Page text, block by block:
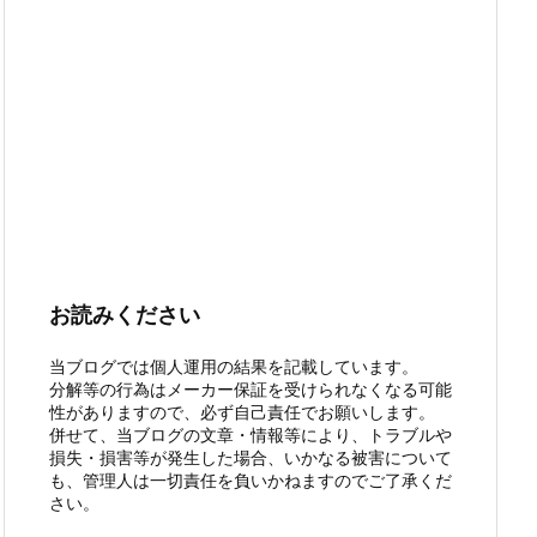
お読みください
当ブログでは個人運用の結果を記載しています。
分解等の行為はメーカー保証を受けられなくなる可能
性がありますので、必ず自己責任でお願いします。
併せて、当ブログの文章・情報等により、トラブルや
損失・損害等が発生した場合、いかなる被害について
も、管理人は一切責任を負いかねますのでご了承くだ
さい。